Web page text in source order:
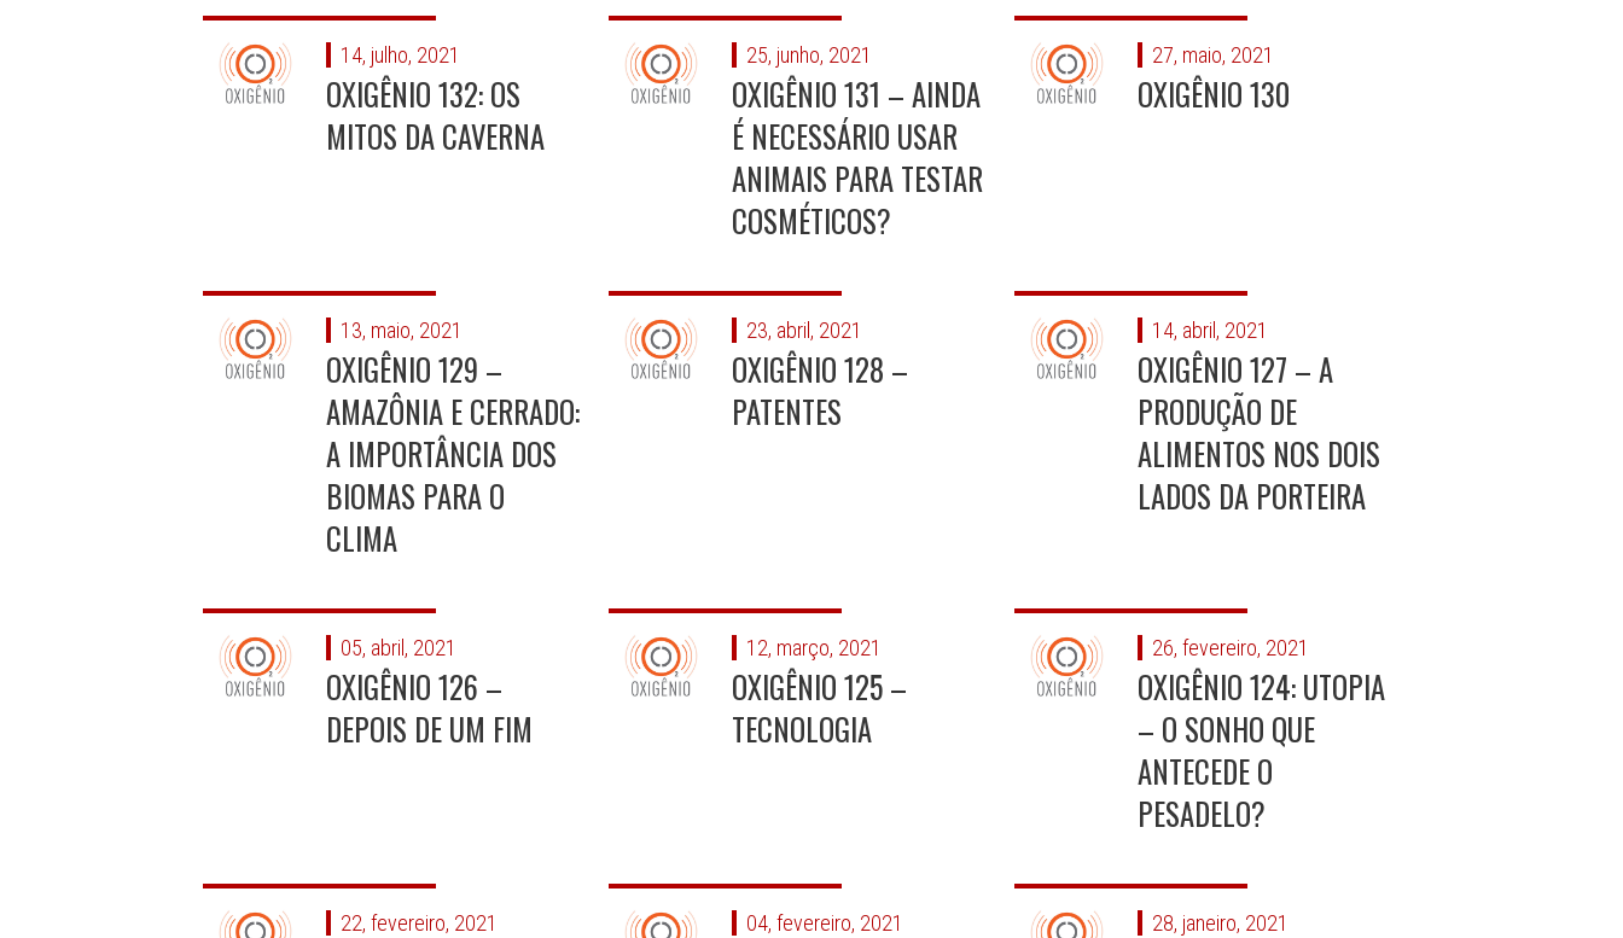
14, julho, 2021
OXIGÊNIO 132: OS
MITOS DA CAVERNA
25, junho, 2021
OXIGÊNIO 131 – AINDA
É NECESSÁRIO USAR
ANIMAIS PARA TESTAR
COSMÉTICOS?
27, maio, 2021
OXIGÊNIO 130
13, maio, 2021
OXIGÊNIO 129 –
AMAZÔNIA E CERRADO:
A IMPORTÂNCIA DOS
BIOMAS PARA O
CLIMA
23, abril, 2021
OXIGÊNIO 128 –
PATENTES
14, abril, 2021
OXIGÊNIO 127 – A
PRODUÇÃO DE
ALIMENTOS NOS DOIS
LADOS DA PORTEIRA
05, abril, 2021
OXIGÊNIO 126 –
DEPOIS DE UM FIM
12, março, 2021
OXIGÊNIO 125 –
TECNOLOGIA
26, fevereiro, 2021
OXIGÊNIO 124: UTOPIA
– O SONHO QUE
ANTECEDE O
PESADELO?
22, fevereiro, 2021 04, fevereiro, 2021 28, janeiro, 2021